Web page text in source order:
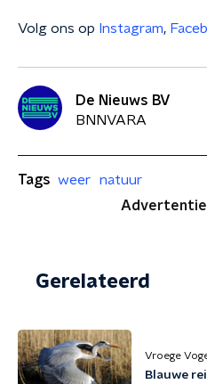
Volg ons op Instagram,
De Nieuws BV
BNNVARA
Tags weer
natuur
Advertentie
Gerelateerd
Vroege
Blauwe